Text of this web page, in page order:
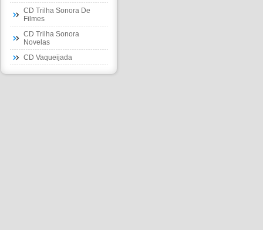
CD Trilha Sonora De
Filmes
CD Trilha Sonora
Novelas
CD Vaqueijada